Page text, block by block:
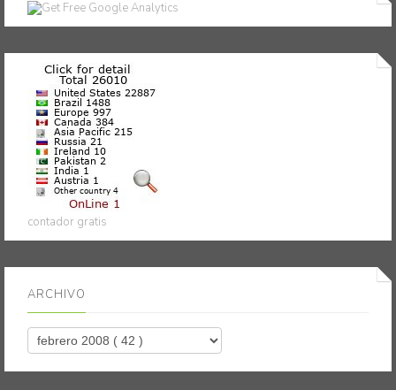
contador gratis
ARCHIVO